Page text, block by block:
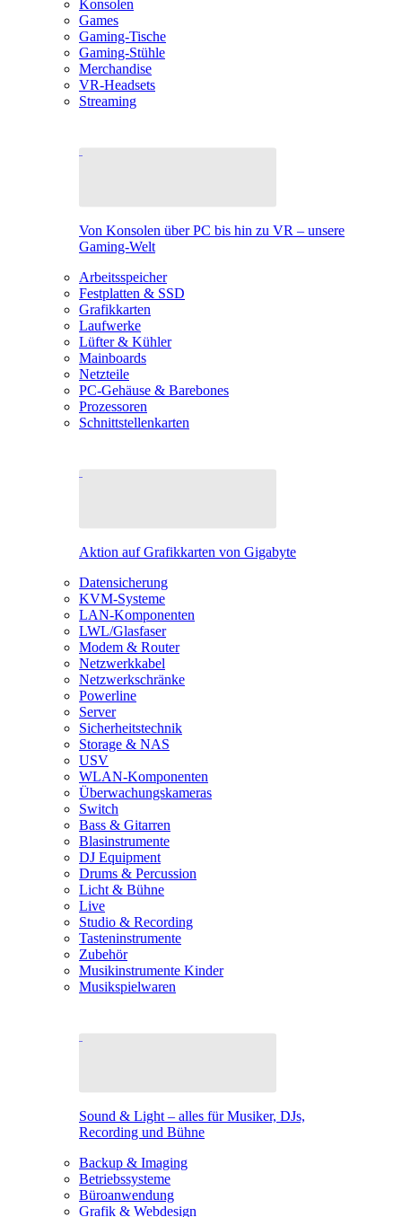
Konsolen
Games
Gaming-Tische
Gaming-Stühle
Merchandise
VR-Headsets
Streaming
Von Konsolen über PC bis hin zu VR – unsere
Gaming-Welt
Arbeitsspeicher
Festplatten & SSD
Grafikkarten
Laufwerke
Lüfter & Kühler
Mainboards
Netzteile
PC-Gehäuse & Barebones
Prozessoren
Schnittstellenkarten
Aktion auf Grafikkarten von Gigabyte
Datensicherung
KVM-Systeme
LAN-Komponenten
LWL/Glasfaser
Modem & Router
Netzwerkkabel
Netzwerkschränke
Powerline
Server
Sicherheitstechnik
Storage & NAS
USV
WLAN-Komponenten
Überwachungskameras
Switch
Bass & Gitarren
Blasinstrumente
DJ Equipment
Drums & Percussion
Licht & Bühne
Live
Studio & Recording
Tasteninstrumente
Zubehör
Musikinstrumente Kinder
Musikspielwaren
Sound & Light – alles für Musiker, DJs,
Recording und Bühne
Backup & Imaging
Betriebssysteme
Büroanwendung
Grafik & Webdesign